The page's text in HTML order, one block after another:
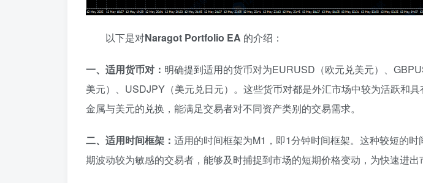
以下是对Naragot Portfolio EA 的介绍：
一、适用货币对： 明确提到适用的货币对为EURUSD（欧元兑美元）、
美元）、USDJPY（美元兑日元）。这些货币对都是外汇市场中较为活跃和
金属与美元的兑换，能满足交易者对不同资产类别的交易需求。
二、适用时间框架： 适用的时间框架为M1，即1分钟时间框架。这种较短的
期波动较为敏感的交易者，能够及时捕捉到市场的短期价格变动，为快速进出